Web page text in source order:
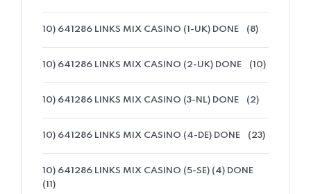
10) 641286 LINKS MIX CASINO (1-UK) DONE (8)
10) 641286 LINKS MIX CASINO (2-UK) DONE (10)
10) 641286 LINKS MIX CASINO (3-NL) DONE (2)
10) 641286 LINKS MIX CASINO (4-DE) DONE (23)
10) 641286 LINKS MIX CASINO (5-SE) (4) DONE
(11)